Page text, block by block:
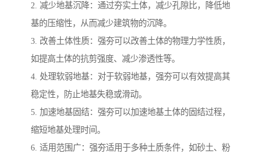
2. 减少地基沉降：通过夯实土体，减少孔隙比，降低地
基的压缩性，从而减少建筑物的沉降。
3. 改善土体性质：强夯可以改善土体的物理力学性质，
如提高土体的抗剪强度、减少渗透性等。
4. 处理软弱地基：对于软弱地基，强夯可以有效提高其
稳定性，防止地基失稳或滑动。
5. 加速地基固结：强夯可以加速地基土体的固结过程，
缩短地基处理时间。
6. 适用范围广：强夯适用于多种土质条件，如砂土、粉